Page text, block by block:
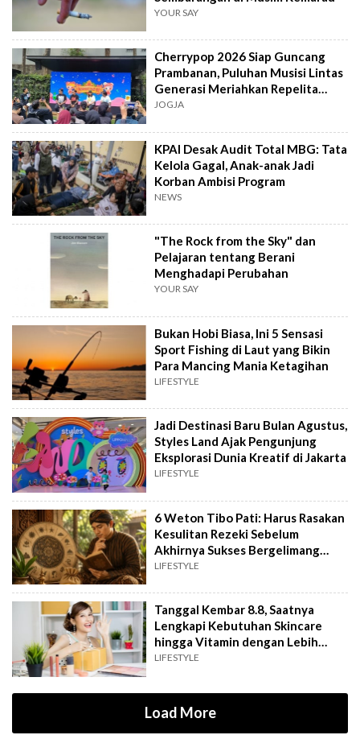
YOUR SAY
Cherrypop 2026 Siap Guncang
Prambanan, Puluhan Musisi Lintas
Generasi Meriahkan Repelita
Musik
JOGJA
KPAI Desak Audit Total MBG: Tata
Kelola Gagal, Anak-anak Jadi
Korban Ambisi Program
NEWS
"The Rock from the Sky" dan
Pelajaran tentang Berani
Menghadapi Perubahan
YOUR SAY
Bukan Hobi Biasa, Ini 5 Sensasi
Sport Fishing di Laut yang Bikin
Para Mancing Mania Ketagihan
LIFESTYLE
Jadi Destinasi Baru Bulan Agustus,
Styles Land Ajak Pengunjung
Eksplorasi Dunia Kreatif di Jakarta
LIFESTYLE
6 Weton Tibo Pati: Harus Rasakan
Kesulitan Rezeki Sebelum
Akhirnya Sukses Bergelimang
Harta
LIFESTYLE
Tanggal Kembar 8.8, Saatnya
Lengkapi Kebutuhan Skincare
hingga Vitamin dengan Lebih
Hemat
LIFESTYLE
Load More